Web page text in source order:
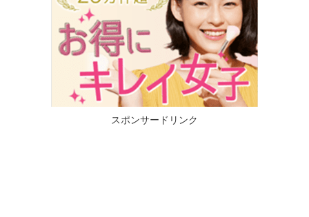
スポンサードリンク